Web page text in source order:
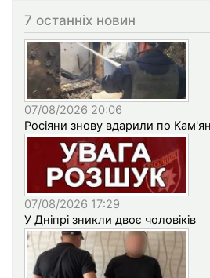
7 останніх новин
07/08/2026 20:06
Росіяни знову вдарили по
07/08/2026 17:29
У Дніпрі зникли двоє чоловіків